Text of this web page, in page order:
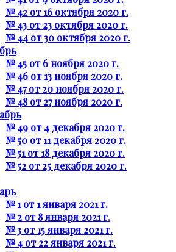
№ 42 от 16 октября 2020 г.
№ 43 от 23 октября 2020 г.
№ 44 от 30 октября 2020 г.
№ 45 от 6 ноября 2020 г.
№ 46 от 13 ноября 2020 г.
№ 47 от 20 ноября 2020 г.
№ 48 от 27 ноября 2020 г.
№ 49 от 4 декабря 2020 г.
№ 50 от 11 декабря 2020 г.
№ 51 от 18 декабря 2020 г.
№ 52 от 25 декабря 2020 г.
№ 1 от 1 января 2021 г.
№ 2 от 8 января 2021 г.
№ 3 от 15 января 2021 г.
№ 4 от 22 января 2021 г.